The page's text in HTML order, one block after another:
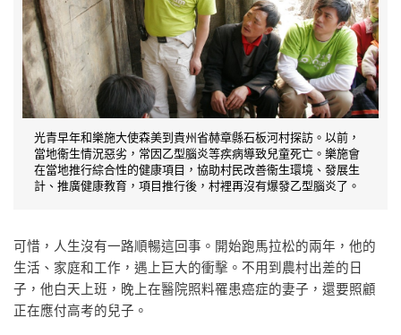
光青早年和樂施大使森美到貴州省赫章縣石板河村探訪。以前，
當地衞生情況惡劣，常因乙型腦炎等疾病導致兒童死亡。樂施會
在當地推行綜合性的健康項目，協助村民改善衞生環境、發展生
計、推廣健康教育，項目推行後，村裡再沒有爆發乙型腦炎了。
可惜，人生沒有一路順暢這回事。開始跑馬拉松的兩年，他的
生活、家庭和工作，遇上巨大的衝擊。不用到農村出差的日
子，他白天上班，晚上在醫院照料罹患癌症的妻子，還要照顧
正在應付高考的兒子。